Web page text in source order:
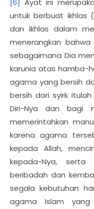
[6] Ayat ini
untuk berbuat ikhlas
dan ikhlas dalam
menerangkan
sebagaimana Dia
karunia atas hamba-
agama yang bersih
bersih dari syirk
Diri-Nya dan bagi
memerintahkan
karena agama
kepada Allah,
kepada-Nya, serta
beribadah dan
segala kebutuhan
agama Islam